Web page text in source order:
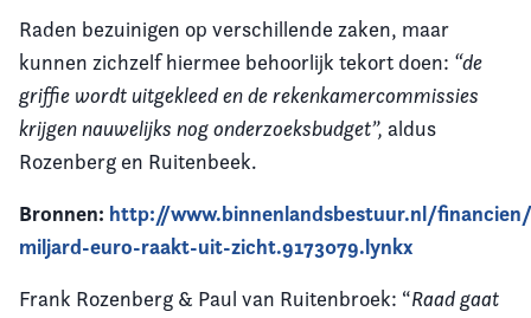
Raden bezuinigen op verschillende zaken, maar
kunnen zichzelf hiermee behoorlijk tekort doen: “de
griffie wordt uitgekleed en de rekenkamercommissies
krijgen nauwelijks nog onderzoeksbudget”, aldus
Rozenberg en Ruitenbeek.
Bronnen: http://www.binnenlandsbestuur.nl/
miljard-euro-raakt-uit-zicht.9173079.lynkx
Frank Rozenberg & Paul van Ruitenbroek: “Raad gaat